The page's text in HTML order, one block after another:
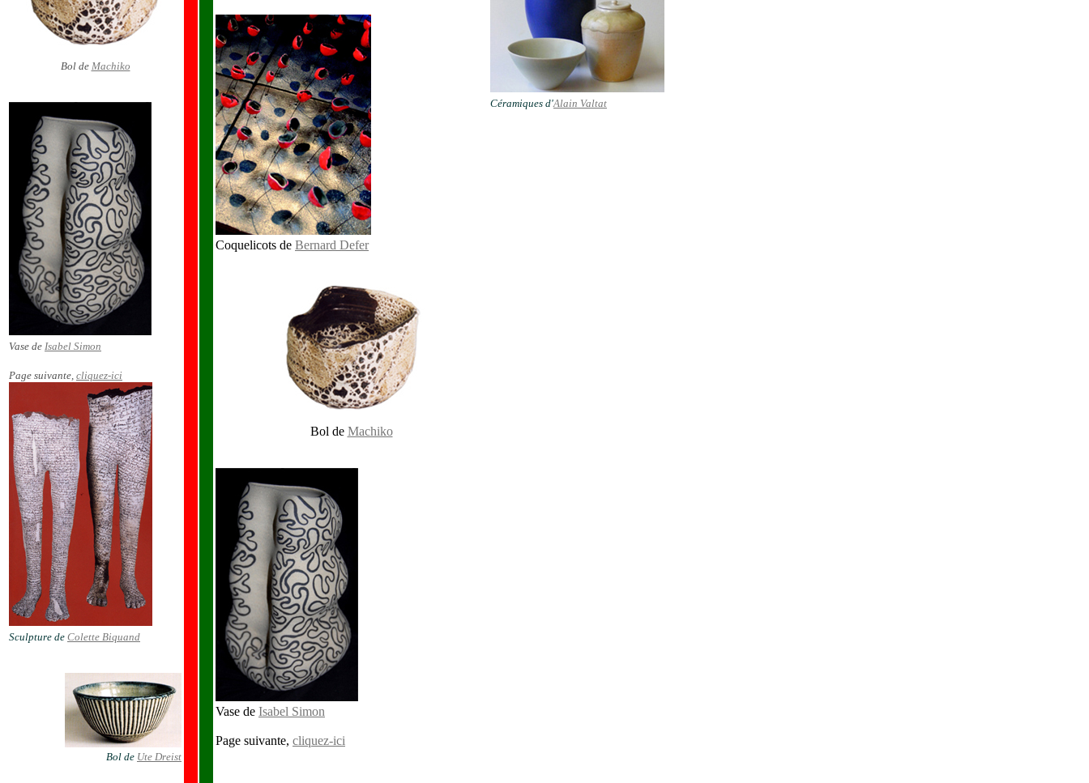
Bol de Machiko
Vase de Isabel Simon
Page suivante, cliquez-ici
Sculpture de Colette Biquand
Bol de Ute Dreist
Coquelicots de Bernard Defer
Bol de Machiko
Vase de Isabel Simon
Page suivante, cliquez-ici
Céramiques d'Alain Valtat